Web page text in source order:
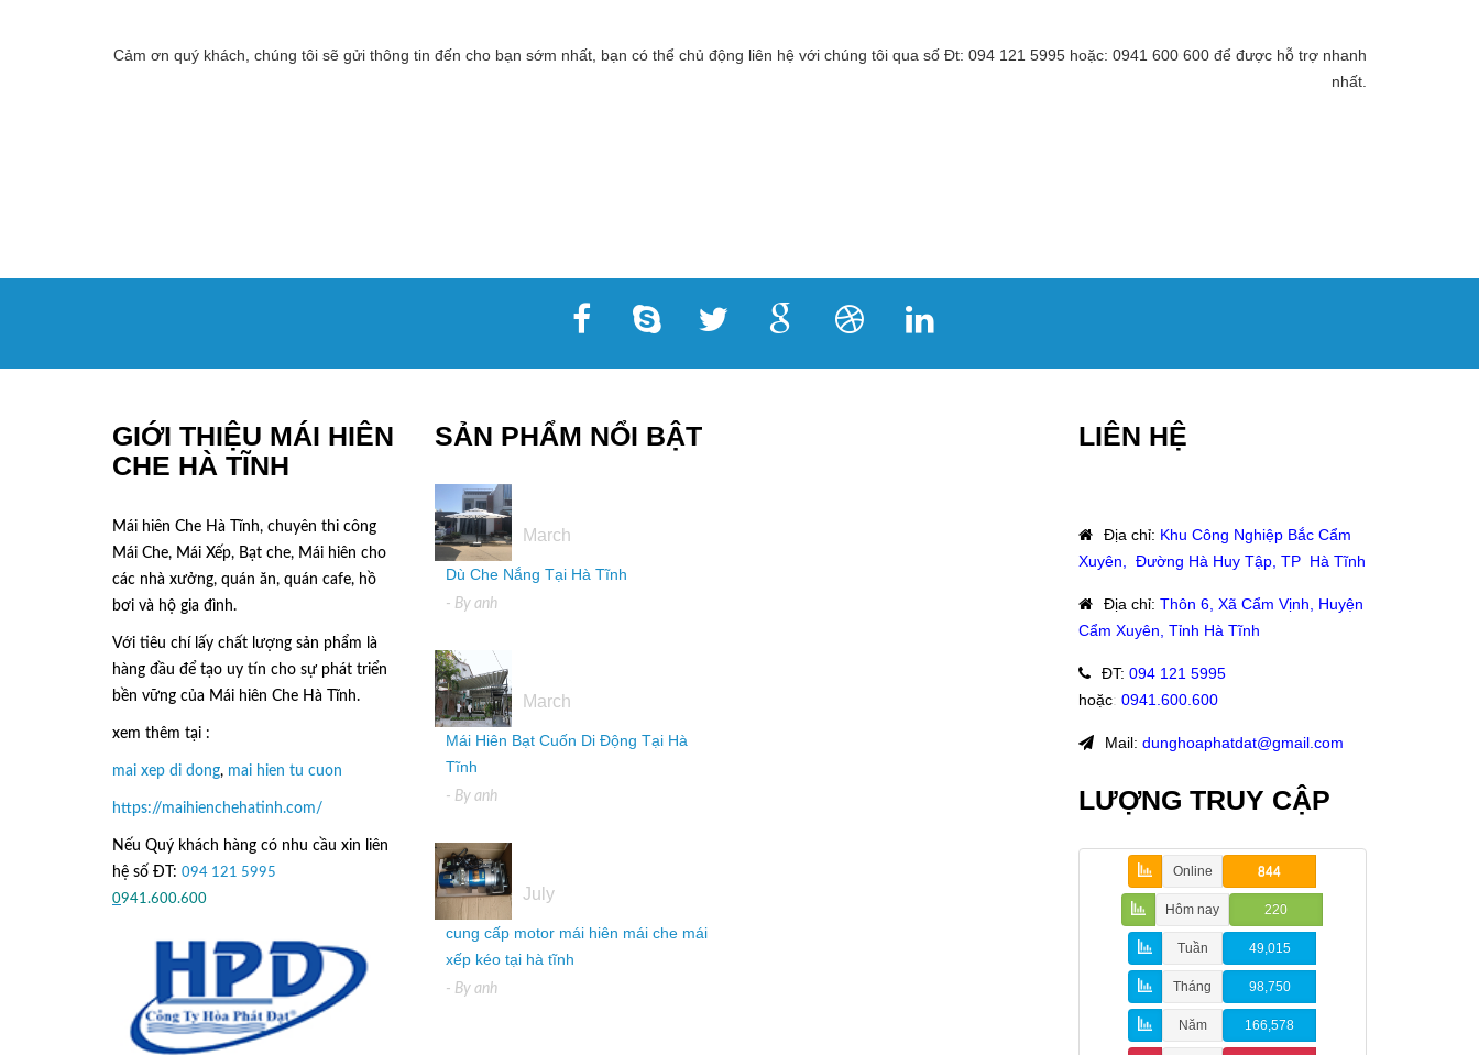
Cảm ơn quý khách, chúng tôi sẽ gửi thông tin đến cho bạn sớm nhất, bạn có thể chủ động liên hệ với chúng tôi qua số Đt: 094 121 5995 hoặc: 0941 600 600 để được hỗ trợ nhanh
nhất.
GIỚI THIỆU MÁI HIÊN
CHE HÀ TĨNH
Mái hiên Che Hà Tĩnh, chuyên thi công
Mái Che, Mái Xếp, Bạt che, Mái hiên cho
các nhà xưởng, quán ăn, quán cafe, hồ
bơi và hộ gia đình.
Với tiêu chí lấy chất lượng sản phẩm là
hàng đầu để tạo uy tín cho sự phát triển
bền vững của Mái hiên Che Hà Tĩnh.
xem thêm tại :
mai xep di dong, mai hien tu cuon
https://maihienchehatinh.com/
Nếu Quý khách hàng có nhu cầu xin liên
hệ số ĐT: 094 121 5995
0941.600.600
SẢN PHẨM NỔI BẬT
March
Dù Che Nắng Tại Hà Tĩnh
- By anh
March
Mái Hiên Bạt Cuốn Di Động Tại Hà
Tĩnh
- By anh
July
cung cấp motor mái hiên mái che mái
xếp kéo tại hà tĩnh
- By anh
LIÊN HỆ
Địa chỉ: Khu Công Nghiệp Bắc Cẩm
Xuyên, Đường Hà Huy Tập, TP Hà Tĩnh
Địa chỉ: Thôn 6, Xã Cẩm Vịnh, Huyện
Cẩm Xuyên, Tỉnh Hà Tĩnh
ĐT: 094 121 5995
hoặc: 0941.600.600
Mail: dunghoaphatdat@gmail.com
LƯỢNG TRUY CẬP
Online 844
Hôm nay 220
Tuần 49,015
Tháng 98,750
Năm 166,578